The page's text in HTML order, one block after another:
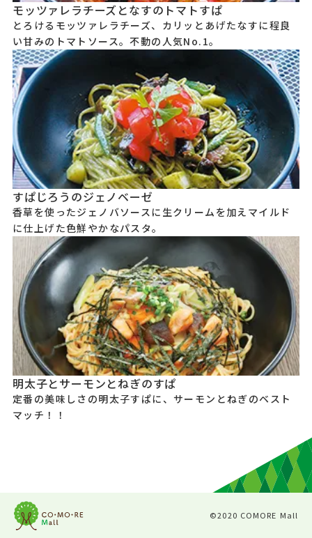
モッツァレラチーズとなすのトマトすぱ
とろけるモッツァレラチーズ、カリッとあげたなすに程良
い甘みのトマトソース。不動の人気No.1。
すぱじろうのジェノベーゼ
香草を使ったジェノバソースに生クリームを加えマイルド
に仕上げた色鮮やかなパスタ。
明太子とサーモンとねぎのすぱ
定番の美味しさの明太子すぱに、サーモンとねぎのベスト
マッチ！！
©2020 COMORE Mall